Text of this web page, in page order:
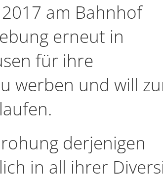
am Bahnhof
erneut in
für ihre
werben und will
derjenigen
in all ihrer